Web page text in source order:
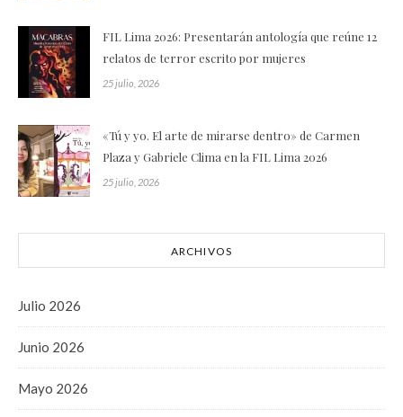
FIL Lima 2026: Presentarán antología que reúne 12
relatos de terror escrito por mujeres
25 julio, 2026
«Tú y yo. El arte de mirarse dentro» de Carmen
Plaza y Gabriele Clima en la FIL Lima 2026
25 julio, 2026
ARCHIVOS
Julio 2026
Junio 2026
Mayo 2026